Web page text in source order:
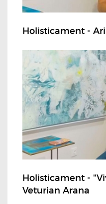
Holisticament -
Holisticament -
Veturian Arana